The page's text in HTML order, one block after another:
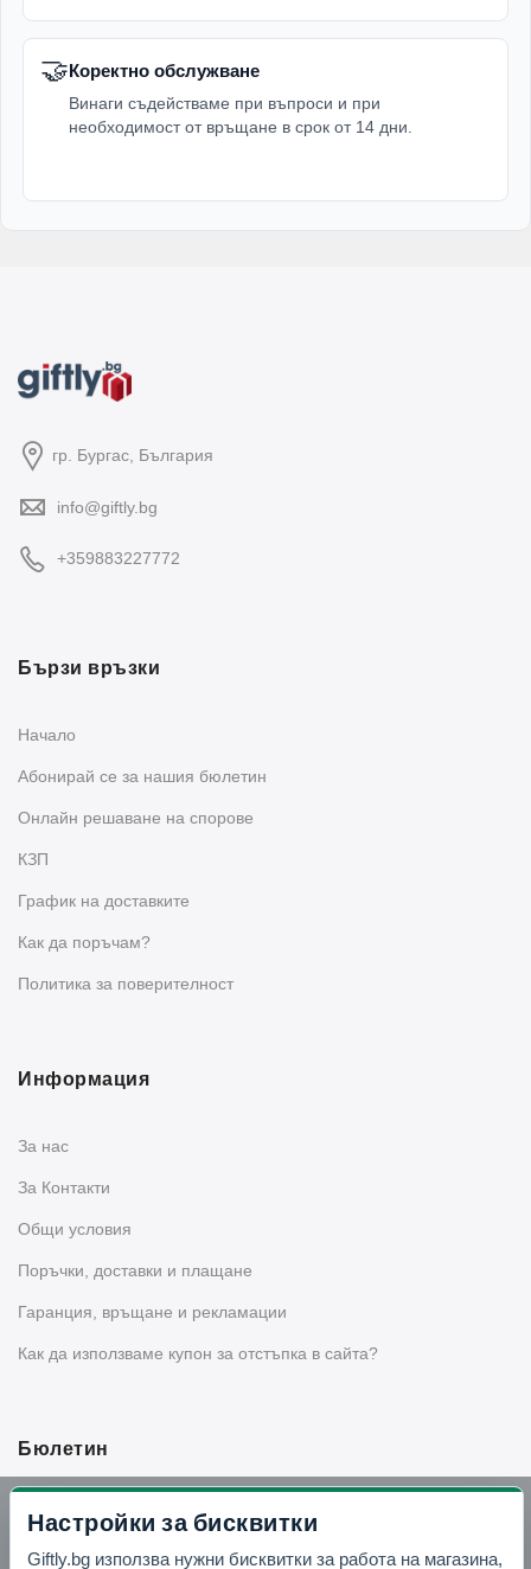
🤝Коректно обслужване
Винаги съдействаме при въпроси и при
необходимост от връщане в срок от 14 дни.
гр. Бургас, България
info@giftly.bg
+359883227772
Бързи връзки
Начало
Абонирай се за нашия бюлетин
Oнлайн решаване на спорове
КЗП
График на доставките
Как да поръчам?
Политика за поверителност
Информация
За нас
За Контакти
Общи условия
Поръчки, доставки и плащане
Гаранция, връщане и рекламации
Как да използваме купон за отстъпка в сайта?
Бюлетин
Вземи -10% отстъпка в Telegram
Настройки за бисквитки
Giftly.bg използва нужни бисквитки за работа на магазина,